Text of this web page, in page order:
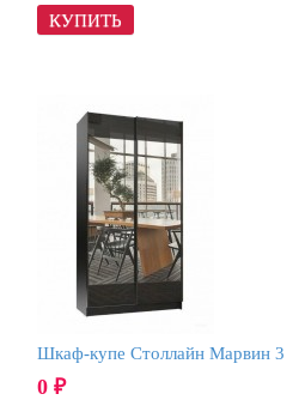
Шкаф-купе Столлайн Марвин 3
0 ₽